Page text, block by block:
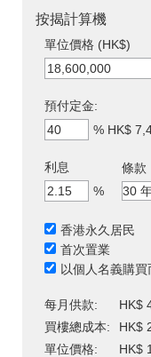
按揭計算機
單位價格 (HK$)
預付定金:
% HK$
利息
%
條款
香港永久居民
首次置業
以個人名義購
每月供款:
HK$
買樓總成本:
HK$
單位價格:
HK$